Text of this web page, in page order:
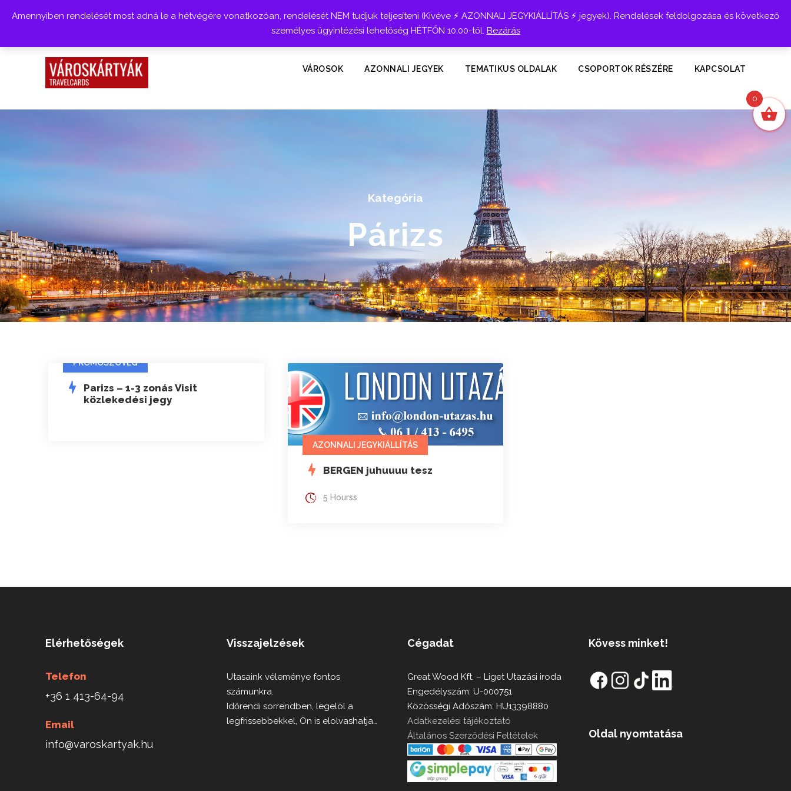
Belépés
VÁROSOK AZONNALI JEGYEK TEMATIKUS OLDALAK CSOPORTOK RÉSZÉRE KAPCSOLAT
Kategória
Párizs
PROMOSZÖVEG
Parizs – 1-3 zonás Visit
közlekedési jegy
AZONNALI JEGYKIÁLLÍTÁS
BERGEN juhuuuu tesz
5 Hourss
Elérhetőségek
Telefon
+36 1 413-64-94
Email
info@varoskartyak.hu
Visszajelzések
Utasaink véleménye fontos
számunkra.
Időrendi sorrendben, legelöl a
legfrissebbekkel, Ön is elolvashatja…
Cégadat
Great Wood Kft. – Liget Utazási iroda
Engedélyszám: U-000751
Közösségi Adószám: HU13398880
Adatkezelési tájékoztató
Általános Szerződési Feltételek
Kövess minket!
Oldal nyomtatása
Amennyiben rendelését most adná le a hétvégére vonatkozóan, rendelését NEM tudjuk teljesíteni (Kivéve ⚡ AZONNALI JEGYKIÁLLÍTÁS ⚡ jegyek). Rendelések feldolgozása és következő
személyes ügyintézési lehetőség HÉTFŐN 10:00-től. Bezárás
0